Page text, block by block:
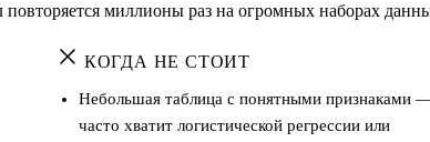
миллионы раз на огромных наборах
КОГДА НЕ СТОИТ
Небольшая таблица с понятными признаками
часто хватит логистической регрессии или